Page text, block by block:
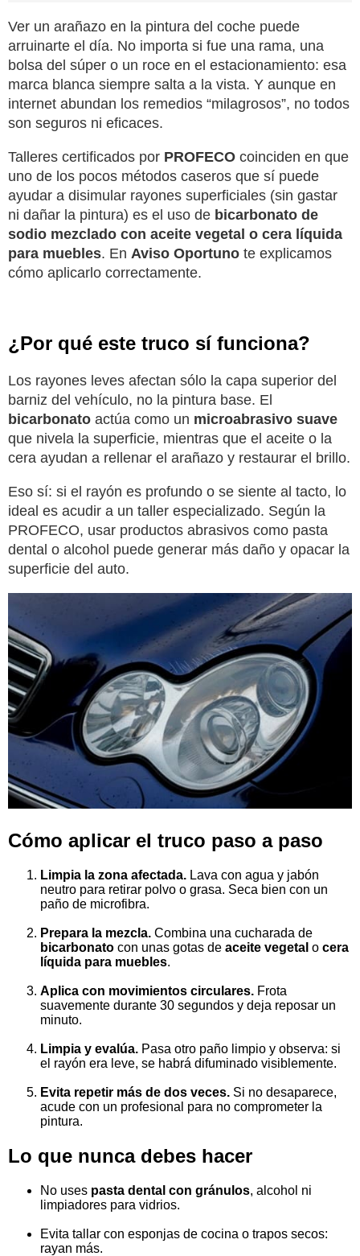
Ver un arañazo en la pintura del coche puede
arruinarte el día. No importa si fue una rama, una
bolsa del súper o un roce en el estacionamiento: esa
marca blanca siempre salta a la vista. Y aunque en
internet abundan los remedios “milagrosos”, no todos
son seguros ni eficaces.
Talleres certificados por PROFECO coinciden en que
uno de los pocos métodos caseros que sí puede
ayudar a disimular rayones superficiales (sin gastar
ni dañar la pintura) es el uso de bicarbonato de
sodio mezclado con aceite vegetal o cera líquida
para muebles. En Aviso Oportuno te explicamos
cómo aplicarlo correctamente.
¿Por qué este truco sí funciona?
Los rayones leves afectan sólo la capa superior del
barniz del vehículo, no la pintura base. El
bicarbonato actúa como un microabrasivo suave
que nivela la superficie, mientras que el aceite o la
cera ayudan a rellenar el arañazo y restaurar el brillo.
Eso sí: si el rayón es profundo o se siente al tacto, lo
ideal es acudir a un taller especializado. Según la
PROFECO, usar productos abrasivos como pasta
dental o alcohol puede generar más daño y opacar la
superficie del auto.
Cómo aplicar el truco paso a paso
Limpia la zona afectada. Lava con agua y jabón
neutro para retirar polvo o grasa. Seca bien con un
paño de microfibra.
Prepara la mezcla. Combina una cucharada de
bicarbonato con unas gotas de aceite vegetal o cera
líquida para muebles.
Aplica con movimientos circulares. Frota
suavemente durante 30 segundos y deja reposar un
minuto.
Limpia y evalúa. Pasa otro paño limpio y observa: si
el rayón era leve, se habrá difuminado visiblemente.
Evita repetir más de dos veces. Si no desaparece,
acude con un profesional para no comprometer la
pintura.
Lo que nunca debes hacer
No uses pasta dental con gránulos, alcohol ni
limpiadores para vidrios.
Evita tallar con esponjas de cocina o trapos secos:
rayan más.